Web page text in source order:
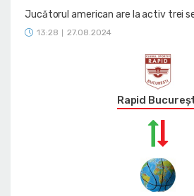
Jucătorul american are la activ trei
13:28 27.08.2024
Rapid